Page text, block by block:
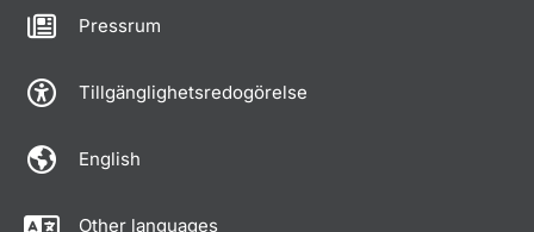
Pressrum
Tillgänglighetsredogörelse
English
Other languages